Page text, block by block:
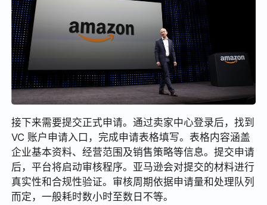
接下来需要提交正式申请。通过卖家中心登录后，找到
VC 账户申请入口，完成申请表格填写。表格内容涵盖
企业基本资料、经营范围及销售策略等信息。提交申请
后，平台将启动审核程序。亚马逊会对提交的材料进行
真实性和合规性验证。审核周期依据申请量和处理队列
而定，一般耗时数小时至数日不等。